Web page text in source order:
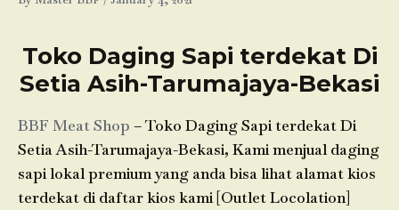
Toko Daging Sapi terdekat Di
Setia Asih-Tarumajaya-Bekasi
BBF Meat Shop – Toko Daging Sapi terdekat Di
Setia Asih-Tarumajaya-Bekasi, Kami menjual daging
sapi lokal premium yang anda bisa lihat alamat kios
terdekat di daftar kios kami [Outlet Locolation]